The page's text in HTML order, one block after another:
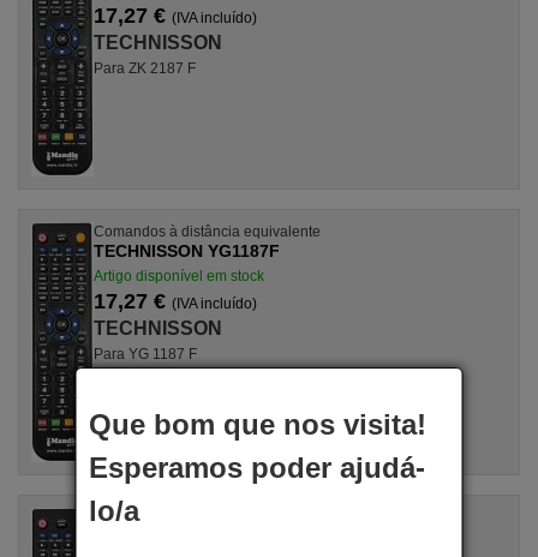
17,27 € (IVA incluído)
TECHNISSON
Para ZK 2187 F
Comandos à distância equivalente
TECHNISSON YG1187F
Artigo disponível em stock
17,27 € (IVA incluído)
TECHNISSON
Para YG 1187 F
Comandos à distância equivalente
Que bom que nos visita!
Esperamos poder ajudá-
lo/a